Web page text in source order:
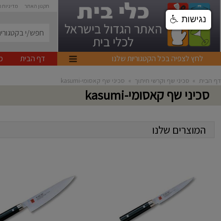
תקנון האתר
לחץ לצפיה בכל הקטגוריות שלנו דף הבית
דף הבית » סכיני שף וקרשי חיתוך » סכיני שף קאסומי-kasumi
סכיני שף קאסומי-kasumi
המוצרים שלנו
נגישות